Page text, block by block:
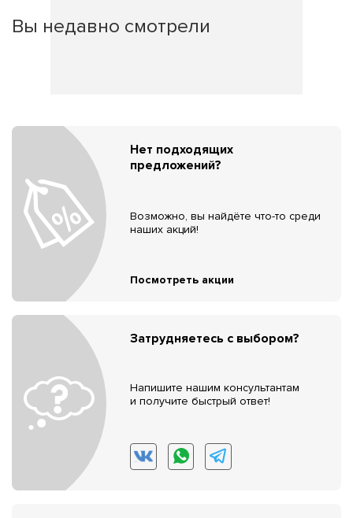
Вы недавно смотрели
Нет подходящих
предложений?
Возможно, вы найдёте что-то среди
наших акций!
Посмотреть акции
Затрудняетесь с выбором?
Напишите нашим консультантам
и получите быстрый ответ!